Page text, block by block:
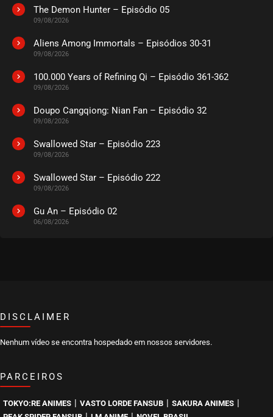
The Demon Hunter – Episódio 05
09/08/2026
Aliens Among Immortals – Episódios 30-31
09/08/2026
100.000 Years of Refining Qi – Episódio 361-362
09/08/2026
Doupo Cangqiong: Nian Fan – Episódio 32
09/08/2026
Swallowed Star – Episódio 223
09/08/2026
Swallowed Star – Episódio 222
09/08/2026
Gu An – Episódio 02
06/08/2026
DISCLAIMER
Nenhum vídeo se encontra hospedado em nossos servidores.
PARCEIROS
TOKYO:RE ANIMES VASTO LORDE FANSUB SAKURA ANIMES